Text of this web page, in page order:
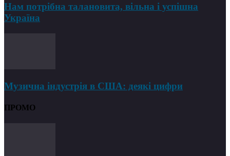
Нам потрібна талановита, вільна і успішна
Україна
Музична індустрія в США: деякі цифри
ПРОМО